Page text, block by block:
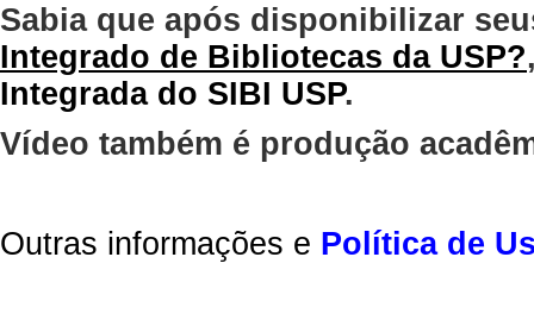
Sabia que após disponibilizar
Integrado de Bibliotecas da USP?
Integrada do SIBI USP.
Vídeo também é produção
Outras informações e Política de